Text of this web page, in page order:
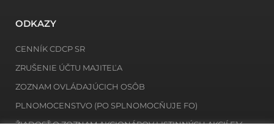
ODKAZY
CENNÍK CDCP SR
ZRUŠENIE ÚČTU MAJITEĽA
ZOZNAM OVLÁDAJÚCICH OSÔB
PLNOMOCENSTVO (PO SPLNOMOCŇUJE FO)
ŽIADOSŤ O ZOZNAM AKCIONÁROV LISTINNÝCH AKCIÍ E14